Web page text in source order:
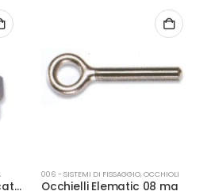
Morsetti Cavalotto zincato 3mm – 1/8
006 - SISTEMI DI FISSAGGIO,OCCHIOLI
Occhielli Elematic 08 ma